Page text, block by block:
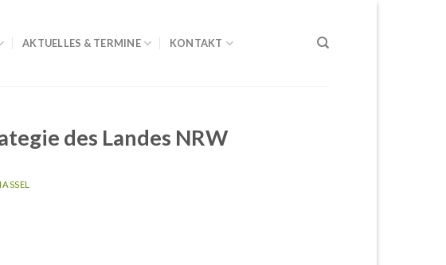
AKTUELLES & TERMINE KONTAKT
des Landes NRW